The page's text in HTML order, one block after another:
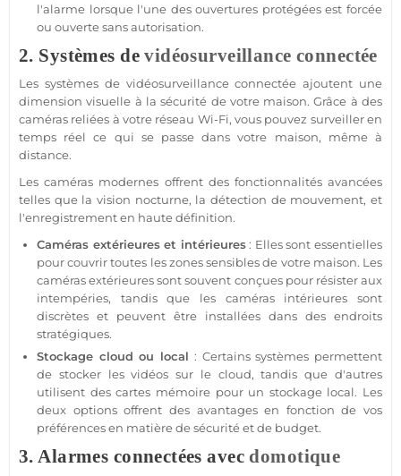
l'alarme lorsque l'une des ouvertures protégées est forcée
ou ouverte sans autorisation.
2. Systèmes devidéosurveillance connectée
Les systèmes de vidéosurveillance connectée ajoutent une
dimension visuelle à lasécurité de votre maison. Grâce à des
caméras reliées à votre réseau Wi-Fi, vous pouvez surveiller en
temps réel ce qui se passe dans votre maison, même à
distance.
Les caméras modernes offrent des fonctionnalités avancées
telles que la vision nocturne, la détection de mouvement, et
l'enregistrement en haute définition.
Caméras extérieures et intérieures: Elles sont essentielles
pour couvrir toutes les zones sensibles de votre maison. Les
caméras extérieures sont souvent conçues pour résister aux
intempéries, tandis que les caméras intérieures sont
discrètes et peuvent être installées dans des endroits
stratégiques.
Stockage cloud ou local : Certains systèmes permettent
de stocker les vidéos sur le cloud, tandis que d'autres
utilisent des cartes mémoire pour un stockage local. Les
deux options offrent des avantages en fonction de vos
préférences en matière desécuritéet de budget.
3. Alarmes connectées avec domotique